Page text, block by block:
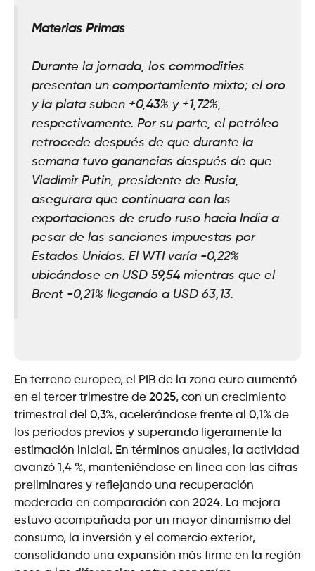
Materias Primas
Durante la jornada, los commodities
presentan un comportamiento mixto; el oro
y la plata suben +0,43% y +1,72%,
respectivamente. Por su parte, el petróleo
retrocede después de que durante la
semana tuvo ganancias después de que
Vladimir Putin, presidente de Rusia,
asegurara que continuara con las
exportaciones de crudo ruso hacia India a
pesar de las sanciones impuestas por
Estados Unidos. El WTI varía -0,22%
ubicándose en USD 59,54 mientras que el
Brent -0,21% llegando a USD 63,13.
En terreno europeo, el PIB de la zona euro aumentó
en el tercer trimestre de 2025, con un crecimiento
trimestral del 0,3%, acelerándose frente al 0,1% de
los periodos previos y superando ligeramente la
estimación inicial. En términos anuales, la actividad
avanzó 1,4 %, manteniéndose en línea con las cifras
preliminares y reflejando una recuperación
moderada en comparación con 2024. La mejora
estuvo acompañada por un mayor dinamismo del
consumo, la inversión y el comercio exterior,
consolidando una expansión más firme en la región